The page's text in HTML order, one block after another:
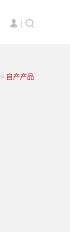
> 自产产品